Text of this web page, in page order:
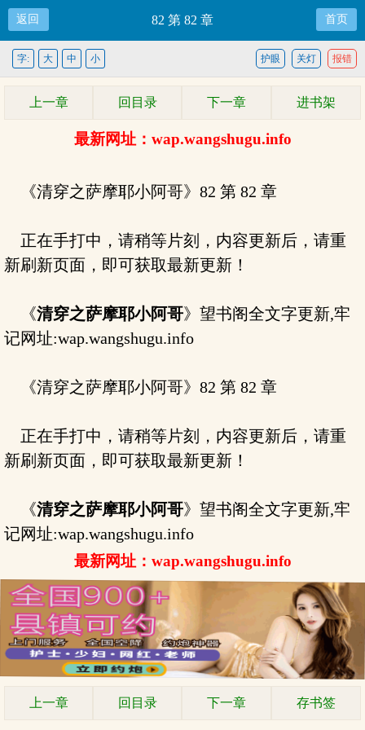
返回 82 第 82 章 首页
报错
关灯
护眼
字: 大 中 小
上一章 回目录 下一章 进书架
最新网址：wap.wangshugu.info
《清穿之萨摩耶小阿哥》82 第 82 章
正在手打中，请稍等片刻，内容更新后，请重
新刷新页面，即可获取最新更新！
《清穿之萨摩耶小阿哥》望书阁全文字更新,牢
记网址:wap.wangshugu.info
《清穿之萨摩耶小阿哥》82 第 82 章
正在手打中，请稍等片刻，内容更新后，请重
新刷新页面，即可获取最新更新！
《清穿之萨摩耶小阿哥》望书阁全文字更新,牢
记网址:wap.wangshugu.info
最新网址：wap.wangshugu.info
上一章 回目录 下一章 存书签